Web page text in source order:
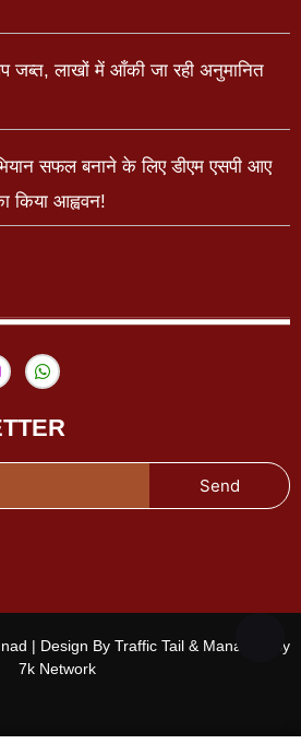
जब्त, लाखों में आँकी जा रही अनुमानित
सफल बनाने के लिए डीएम एसपी आए
किया आह्ववन!
Send
| Design By Traffic Tail & Managed By
7k Network